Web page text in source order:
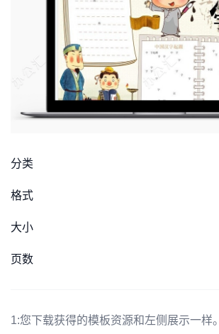
分类
格式
大小
页数
1:您下载获得的模板资源和左侧展示一样。